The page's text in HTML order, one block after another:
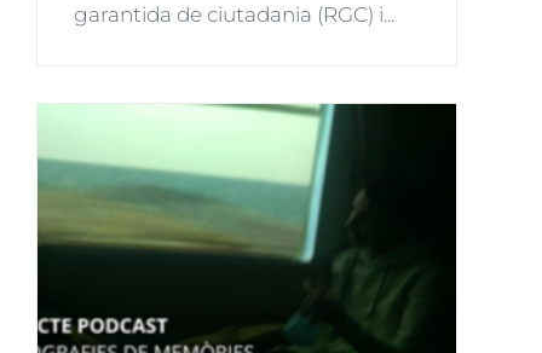
garantida de ciutadania (RGC) i...